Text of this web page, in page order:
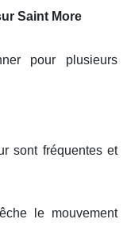
Saint More
pour plusieurs
sont fréquentes et
le mouvement